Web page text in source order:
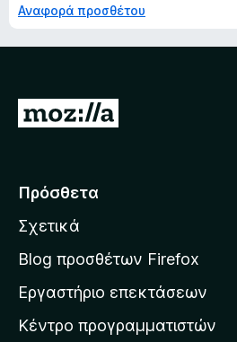
Αναφορά προσθέτου
Μ
ά
α
σ
σ
τ
Πρόσθετα
Σχετικά
Blog προσθέτων Firefox
Εργαστήριο επεκτάσεων
Κέντρο προγραμματιστών